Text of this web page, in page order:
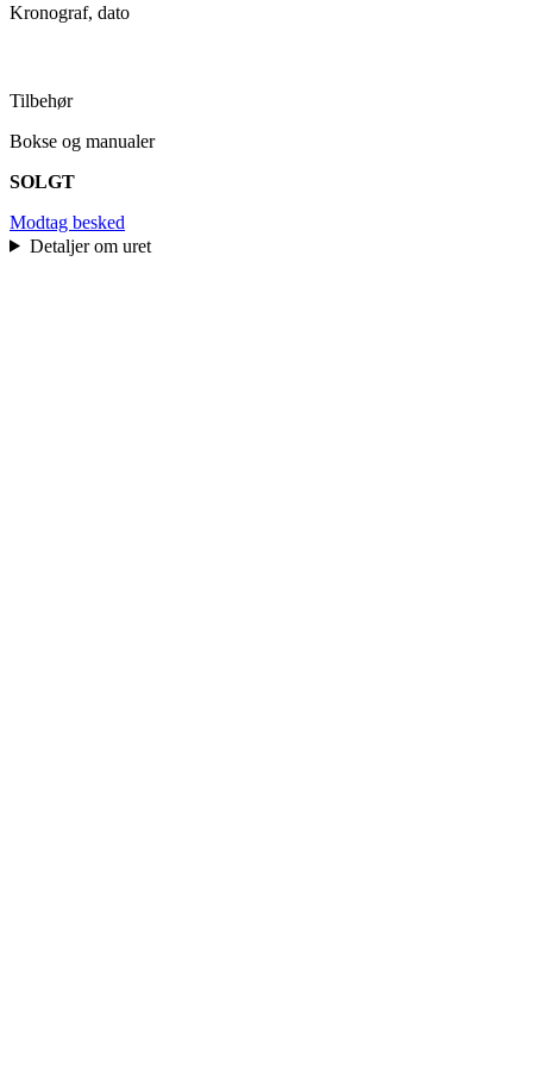
Kronograf, dato
Tilbehør
Bokse og manualer
SOLGT
Modtag besked
Detaljer om uret